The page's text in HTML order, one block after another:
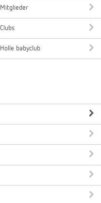
Mitglieder
Clubs
Holle babyclub